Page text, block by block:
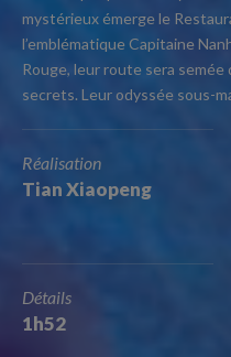
mystérieux émerge le
l’emblématique Capitaine
Rouge, leur route sera semée
secrets. Leur odyssée sous-
Réalisation
Tian Xiaopeng
Détails
1h52